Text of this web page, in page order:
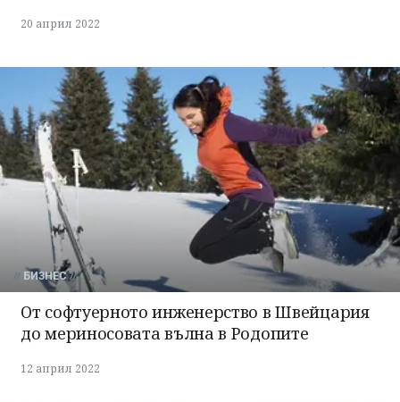
20 април 2022
БИЗНЕС
От софтуерното инженерство в Швейцария
до мериносовата вълна в Родопите
12 април 2022